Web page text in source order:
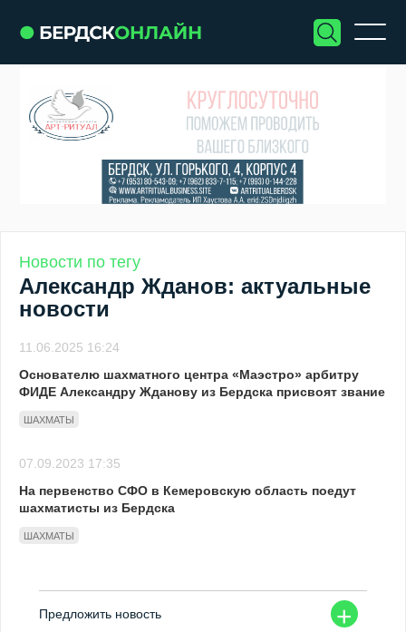
Новости по тегу
Александр Жданов: актуальные
новости
11.06.2025 16:24
Основателю шахматного центра «Маэстро» арбитру
ФИДЕ Александру Жданову из Бердска присвоят звание
ШАХМАТЫ
07.09.2023 17:35
На первенство СФО в Кемеровскую область поедут
шахматисты из Бердска
ШАХМАТЫ
+
Предложить новость